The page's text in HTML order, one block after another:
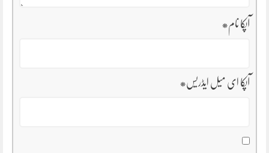
آپکا نام*
آپکا ای میل ایڈریس*